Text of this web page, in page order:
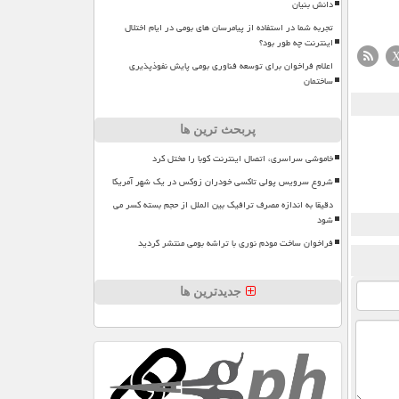
دانش بنیان
تجربه شما در استفاده از پیامرسان های بومی در ایام اختلال
اینترنت چه طور بود؟
اعلام فراخوان برای توسعه فناوری بومی پایش نفوذپذیری
ساختمان
پربحث ترین ها
خاموشی سراسری، اتصال اینترنت کوبا را مختل کرد
شروع سرویس پولی تاکسی خودران زوکس در یک شهر آمریکا
دقیقا به اندازه مصرف ترافیک بین الملل از حجم بسته کسر می
شود
فراخوان ساخت مودم نوری با تراشه بومی منتشر گردید
جدیدترین ها